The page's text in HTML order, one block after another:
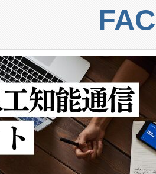
は、ai&のAI
統合、試運転、
のデータを監視
600メートルに
10％のターゲッ
大検知距離は
大1キロメート
囲を監視でき、
理を簡素化でき
類のFOVオプシ